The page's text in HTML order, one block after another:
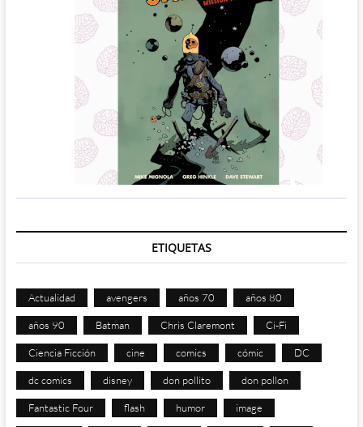
ETIQUETAS
Actualidad avengers años 70 años 80
años 90 Batman Chris Claremont Ci-Fi
Ciencia Ficción cine comics cómic DC
dc comics disney don pollito don pollon
Fantastic Four flash humor image